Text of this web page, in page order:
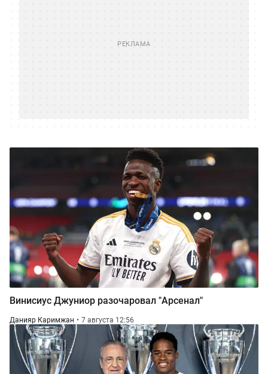
Винисиус Джуниор разочаровал "Арсенал"
Данияр Каримжан 7 августа 12:56